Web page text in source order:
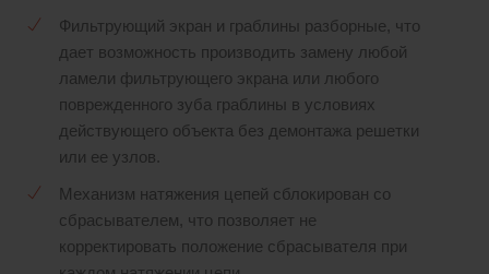
Фильтрующий экран и граблины разборные, что
дает возможность производить замену любой
ламели фильтрующего экрана или любого
поврежденного зуба граблины в условиях
действующего объекта без демонтажа решетки
или ее узлов.
Механизм натяжения цепей сблокирован со
сбрасывателем, что позволяет не
корректировать положение сбрасывателя при